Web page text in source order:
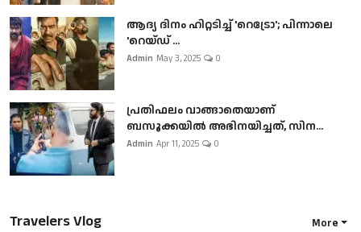
ആദ്യ ദിനം ഹിറ്റടിച്ച് 'റെട്രോ'; പിന്നാലെ
'റെയ്ഡ് ...
Admin May 3, 2025 0
പ്രതിഫലം വാങ്ങാതെയാണ്
ബസൂക്കയില്‍ അഭിനയിച്ചത്, സിന...
Admin Apr 11, 2025 0
Travelers Vlog More